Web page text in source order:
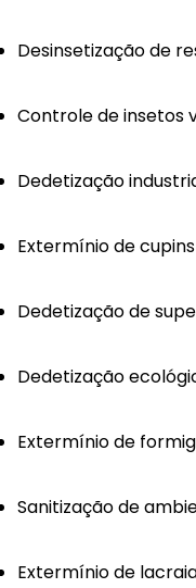
Desinsetização de
Controle de insetos
Dedetização
Extermínio de
Dedetização de
Dedetização
Extermínio de
Sanitização de
Extermínio de